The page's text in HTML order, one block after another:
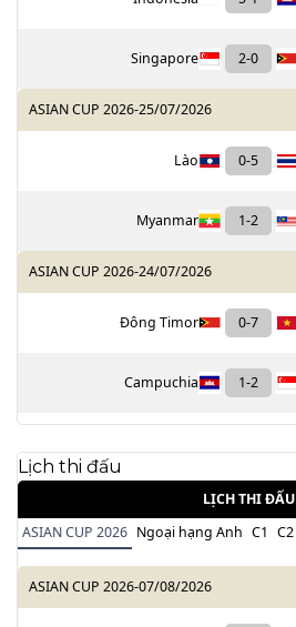
Singapore 2-0
ASIAN CUP 2026-25/07/2026
Lào 0-5
Myanmar 1-2
ASIAN CUP 2026-24/07/2026
Đông Timor 0-7
Campuchia 1-2
Lịch thi đấu
LỊCH THI ĐẤU
ASIAN CUP 2026 Ngoại hạng Anh C1 C2
ASIAN CUP 2026-07/08/2026